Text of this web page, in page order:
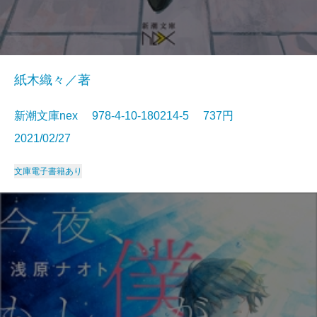
紙木織々／著
新潮文庫nex 978-4-10-180214-5 737円
2021/02/27
文庫電子書籍あり